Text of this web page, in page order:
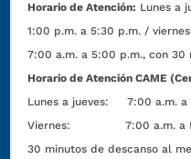
Horario de Atención: Lunes a
1:00 p.m. a 5:30 p.m. /
7:00 a.m. a 5:00 p.m., con
Horario de Atención CAME
Lunes a jueves: 7:00 a.m. a
Viernes: 7:00 a.m. a 5:00
30 minutos de descanso al